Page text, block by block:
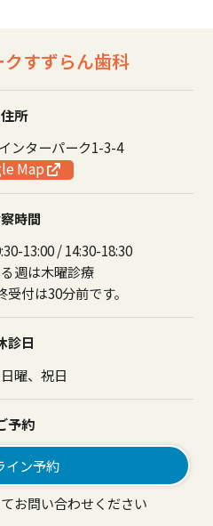
すずらん歯科
住所
ンターパーク1-3-4
Map
時間
13:00 / 14:30-18:30
週は木曜診療
付は30分前です。
診日
曜、祝日
予約
イン予約
お問い合わせください